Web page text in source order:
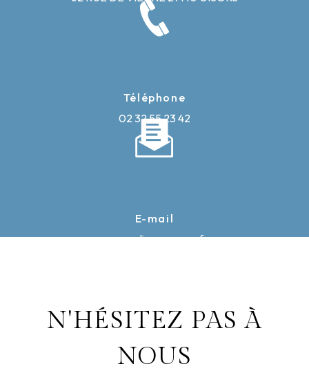
Téléphone
02 32 55 23 42
E-mail
caron-elise@orange.fr
N'HÉSITEZ PAS À
NOUS